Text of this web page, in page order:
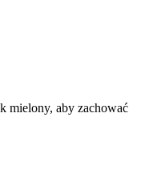
mielony, aby zachować